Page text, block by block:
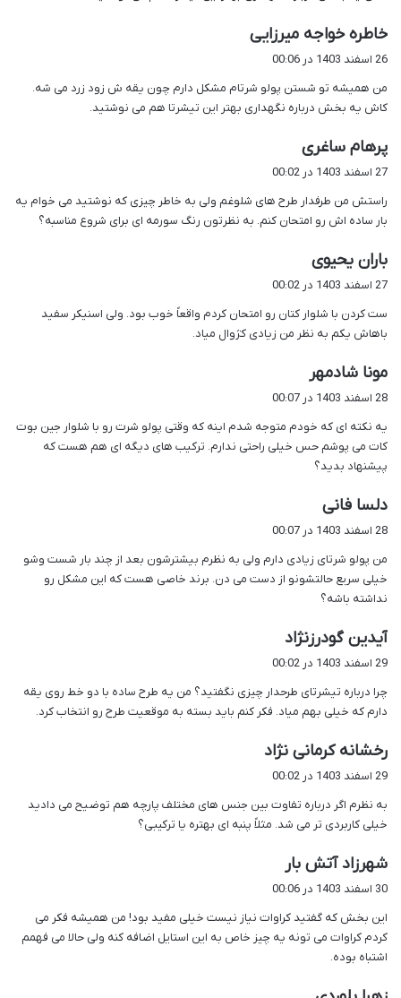
خاطره خواجه میرزایی
:
26 اسفند 1403 در 00:06
من همیشه تو شستن پولو شرتام مشکل دارم چون یقه ش زود زرد می شه.
کاش یه بخش درباره نگهداری بهتر این تیشرتا هم می نوشتید.
پرهام ساغری
ف
:
27 اسفند 1403 در 00:02
راستش من طرفدار طرح های شلوغم ولی به خاطر چیزی که نوشتید می خوام یه
بار ساده اش رو امتحان کنم. به نظرتون رنگ سورمه ای برای شروع مناسبه؟
باران یحیوی
:
27 اسفند 1403 در 00:02
ست کردن با شلوار کتان رو امتحان کردم واقعاً خوب بود. ولی اسنیکر سفید
باهاش یکم به نظر من زیادی کژوال میاد.
مونا شادمهر
:
28 اسفند 1403 در 00:07
یه نکته ای که خودم متوجه شدم اینه که وقتی پولو شرت رو با شلوار جین بوت
کات می پوشم حس خیلی راحتی ندارم. ترکیب های دیگه ای هم هست که
پیشنهاد بدید؟
دلسا فانی
ف
:
28 اسفند 1403 در 00:07
من پولو شرتای زیادی دارم ولی به نظرم بیشترشون بعد از چند بار شست وشو
خیلی سریع حالتشونو از دست می دن. برند خاصی هست که این مشکل رو
نداشته باشه؟
آیدین گودرزنژاد
ف
:
29 اسفند 1403 در 00:02
چرا درباره تیشرتای طرحدار چیزی نگفتید؟ من یه طرح ساده با دو خط روی یقه
دارم که خیلی بهم میاد. فکر کنم باید بسته به موقعیت طرح رو انتخاب کرد.
رخشانه کرمانی نژاد
:
29 اسفند 1403 در 00:02
به نظرم اگر درباره تفاوت بین جنس های مختلف پارچه هم توضیح می دادید
خیلی کاربردی تر می شد. مثلاً پنبه ای بهتره یا ترکیبی؟
شهرزاد آتش بار
ف
:
30 اسفند 1403 در 00:06
این بخش که گفتید کراوات نیاز نیست خیلی مفید بود! من همیشه فکر می
کردم کراوات می تونه یه چیز خاص به این استایل اضافه کنه ولی حالا می فهمم
اشتباه بوده.